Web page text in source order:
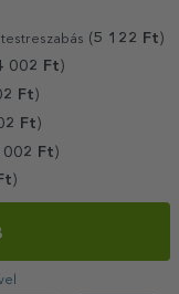
(5 122 Ft)
002 Ft )
Ft )
Ft)
002 Ft)
Ft )